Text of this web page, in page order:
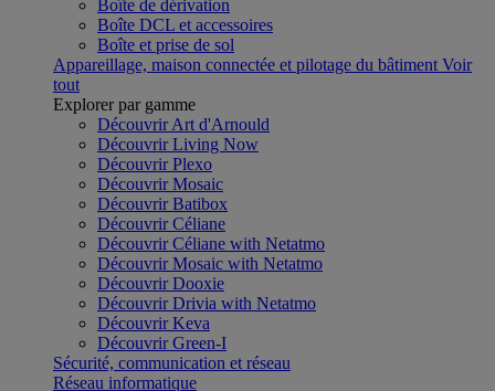
Boîte de dérivation
Boîte DCL et accessoires
Boîte et prise de sol
Appareillage, maison connectée et pilotage du bâtiment Voir
tout
Explorer par gamme
Découvrir Art d'Arnould
Découvrir Living Now
Découvrir Plexo
Découvrir Mosaic
Découvrir Batibox
Découvrir Céliane
Découvrir Céliane with Netatmo
Découvrir Mosaic with Netatmo
Découvrir Dooxie
Découvrir Drivia with Netatmo
Découvrir Keva
Découvrir Green-I
Sécurité, communication et réseau
Réseau informatique